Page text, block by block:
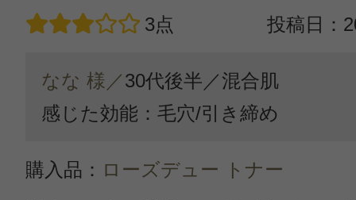
3点 投稿日：
なな 様／30代後半／混合肌
感じた効能：毛穴/引き締め
購入品： ローズデュー トナー